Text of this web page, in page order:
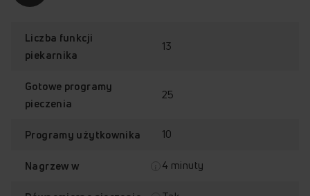
Liczba funkcji
piekarnika
13
Gotowe programy
pieczenia
25
Programy użytkownika 10
Nagrzew w 4 minuty